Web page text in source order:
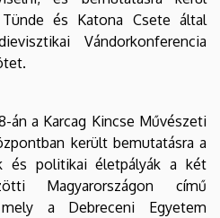
és Katona Csete által
Vándorkonferencia
án a Karcag Kincse Művészeti
került bemutatásra a
és politikai életpályák a két
Magyarországon című
a Debreceni Egyetem